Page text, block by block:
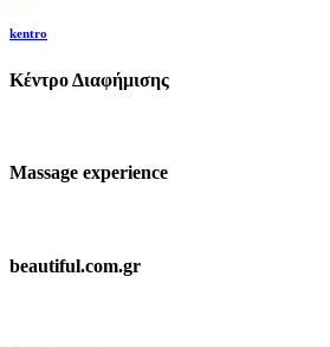
kentro
Κέντρο Διαφήμισης
Massage experience
beautiful.com.gr